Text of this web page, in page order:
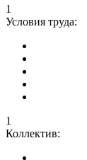
1
Условия труда:
1
Коллектив: